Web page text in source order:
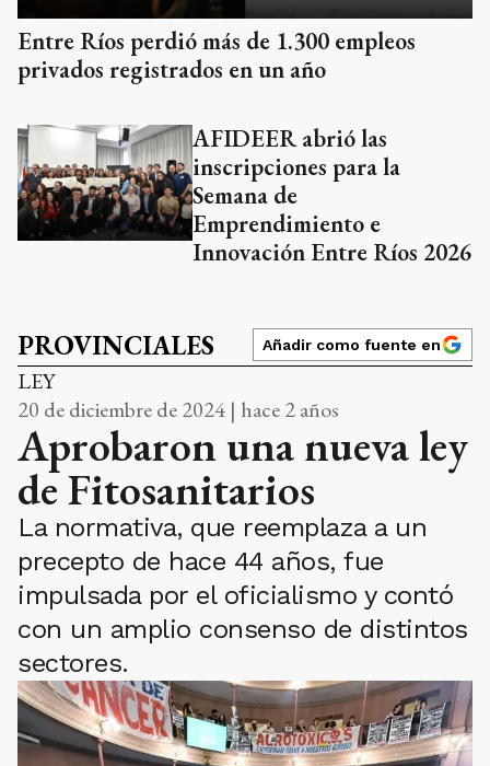
Entre Ríos perdió más de 1.300 empleos
privados registrados en un año
AFIDEER abrió las
inscripciones para la
Semana de
Emprendimiento e
Innovación Entre Ríos 2026
PROVINCIALES Añadir como fuente en
LEY
20 de diciembre de 2024 | hace 2 años
Aprobaron una nueva ley
de Fitosanitarios
La normativa, que reemplaza a un
precepto de hace 44 años, fue
impulsada por el oficialismo y contó
con un amplio consenso de distintos
sectores.